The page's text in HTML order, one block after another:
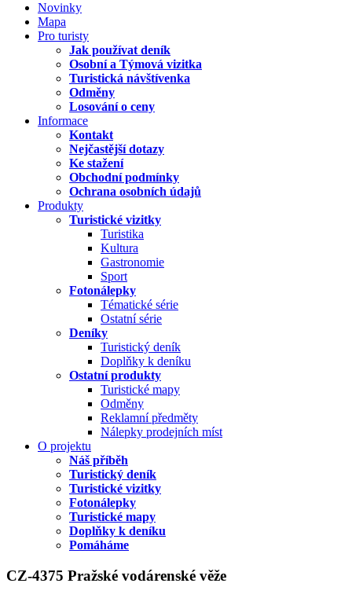
Novinky
Mapa
Pro turisty
Jak používat deník
Osobní a Týmová vizitka
Turistická návštívenka
Odměny
Losování o ceny
Informace
Kontakt
Nejčastější dotazy
Ke stažení
Obchodní podmínky
Ochrana osobních údajů
Produkty
Turistické vizitky
Turistika
Kultura
Gastronomie
Sport
Fotonálepky
Tématické série
Ostatní série
Deníky
Turistický deník
Doplňky k deníku
Ostatní produkty
Turistické mapy
Odměny
Reklamní předměty
Nálepky prodejních míst
O projektu
Náš příběh
Turistický deník
Turistické vizitky
Fotonálepky
Turistické mapy
Doplňky k deníku
Pomáháme
CZ-4375 Pražské vodárenské věže